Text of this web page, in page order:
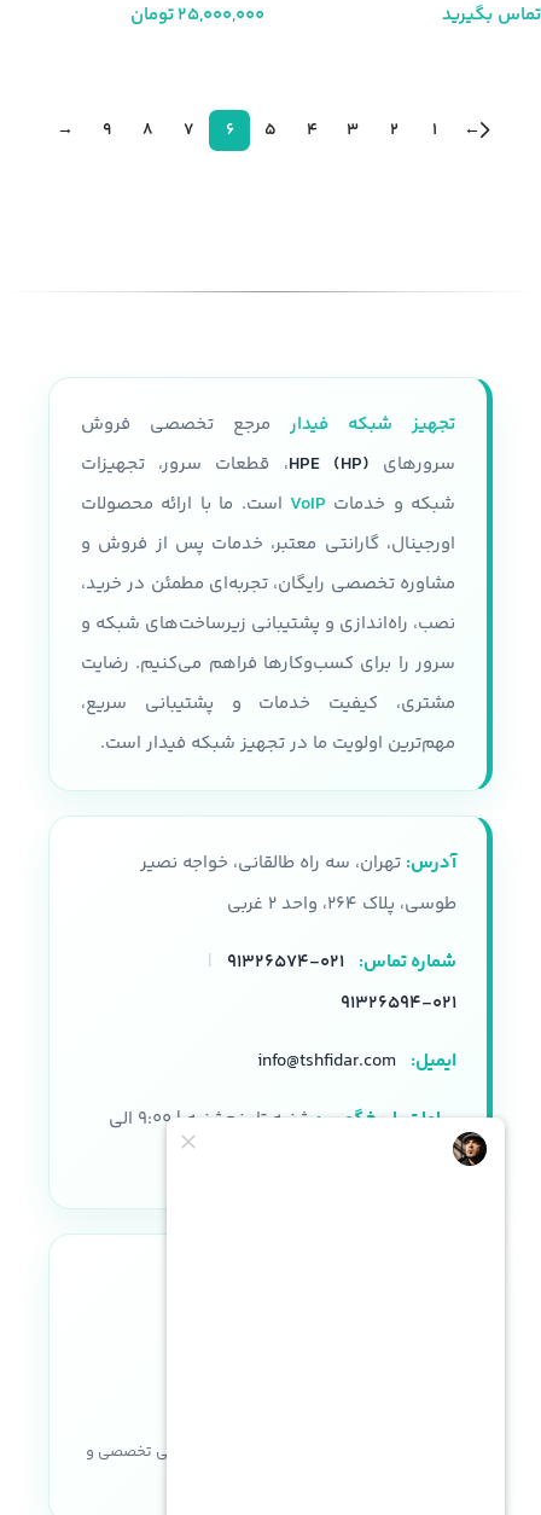
تماس بگیرید
25,000,000تومان
←
1
2
3
4
5
6
7
8
9
→
تجهیز شبکه فیدار مرجع تخصصی فروش
سرورهای HPE (HP)، قطعات سرور، تجهیزات
شبکه و خدمات VoIP است. ما با ارائه محصولات
اورجینال، گارانتی معتبر، خدمات پس از فروش و
مشاوره تخصصی رایگان، تجربه‌ای مطمئن در خرید،
نصب، راه‌اندازی و پشتیبانی زیرساخت‌های شبکه و
سرور را برای کسب‌وکارها فراهم می‌کنیم. رضایت
مشتری، کیفیت خدمات و پشتیبانی سریع،
مهم‌ترین اولویت ما در تجهیز شبکه فیدار است.
آدرس: تهران، سه راه طالقانی، خواجه نصیر
طوسی، پلاک ۲۶۴، واحد ۲ غربی
شماره تماس: ۰۲۱-۹۱۳۲۶۵۷۴
|
۰۲۱-۹۱۳۲۶۵۹۴
ایمیل: info@tshfidar.com
ساعات پاسخگویی:
شنبه تا پنجشنبه | ۹:۰۰ الی
۱۸:۰۰
خریدی مطمئن با ضمانت اصالت کالا، پشتیبانی تخصصی و